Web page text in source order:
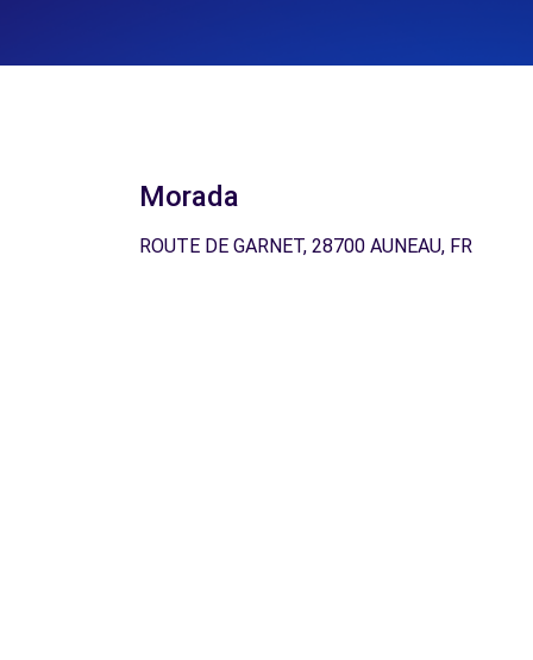
Morada
ROUTE DE GARNET, 28700 AUNEAU, FR